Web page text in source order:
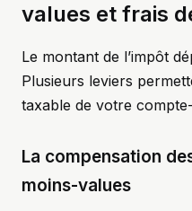
values et frais
Le montant de l’impôt
Plusieurs leviers
taxable de votre
La compensation
moins-values